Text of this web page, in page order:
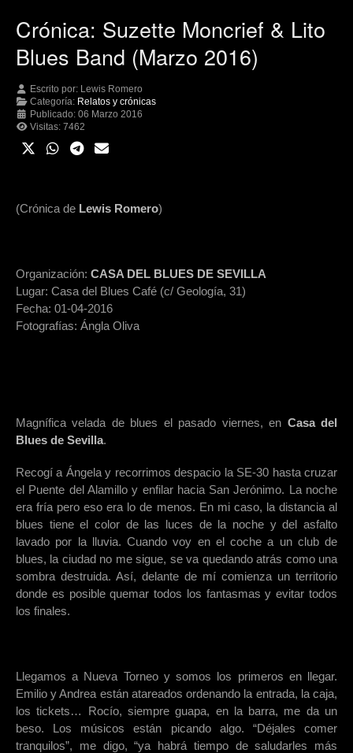
Crónica: Suzette Moncrief & Lito
Blues Band (Marzo 2016)
Escrito por: Lewis Romero
Categoría: Relatos y crónicas
Publicado: 06 Marzo 2016
Visitas: 7462
(Crónica de Lewis Romero)
Organización: CASA DEL BLUES DE SEVILLA
Lugar: Casa del Blues Café (c/ Geología, 31)
Fecha: 01-04-2016
Fotografías: Ángla Oliva
Magnífica velada de blues el pasado viernes, en Casa del
Blues de Sevilla.
Recogí a Ángela y recorrimos despacio la SE-30 hasta cruzar
el Puente del Alamillo y enfilar hacia San Jerónimo. La noche
era fría pero eso era lo de menos. En mi caso, la distancia al
blues tiene el color de las luces de la noche y del asfalto
lavado por la lluvia. Cuando voy en el coche a un club de
blues, la ciudad no me sigue, se va quedando atrás como una
sombra destruida. Así, delante de mí comienza un territorio
donde es posible quemar todos los fantasmas y evitar todos
los finales.
Llegamos a Nueva Torneo y somos los primeros en llegar.
Emilio y Andrea están atareados ordenando la entrada, la caja,
los tickets… Rocío, siempre guapa, en la barra, me da un
beso. Los músicos están picando algo. “Déjales comer
tranquilos”, me digo, “ya habrá tiempo de saludarles más